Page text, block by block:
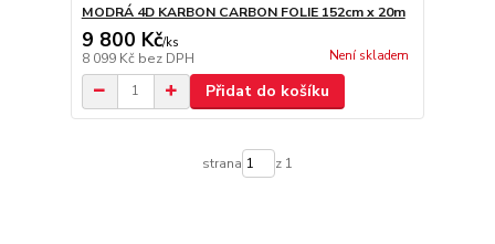
MODRÁ 4D KARBON CARBON FOLIE 152cm x 20m
9 800 Kč/ks
8 099 Kč bez DPH Není skladem
Přidat do košíku
strana z 1